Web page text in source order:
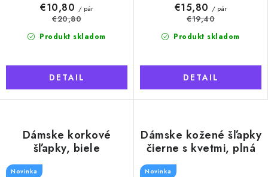
Produkt skladom
€10,80 / pár
€20,80
DETAIL
Produkt skladom
€15,80 / pár
€19,40
DETAIL
Dámske korkové
šľapky, biele
Novinka
Dámske kožené šľapky
čierne s kvetmi, plná
Novinka